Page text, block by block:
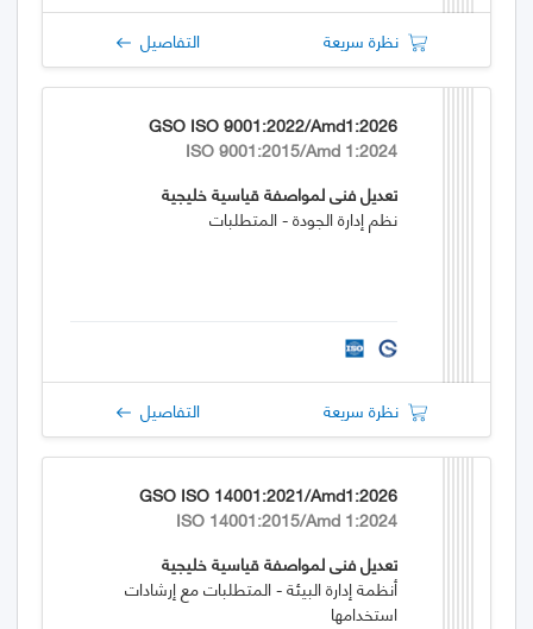
نظرة سريعة التفاصيل
GSO ISO 9001:2022/Amd1:2026
ISO 9001:2015/Amd 1:2024
تعديل فني لمواصفة قياسية خليجية
نظم إدارة الجودة - المتطلبات
نظرة سريعة التفاصيل
GSO ISO 14001:2021/Amd1:2026
ISO 14001:2015/Amd 1:2024
تعديل فني لمواصفة قياسية خليجية
أنظمة إدارة البيئة - المتطلبات مع إرشادات
استخدامها